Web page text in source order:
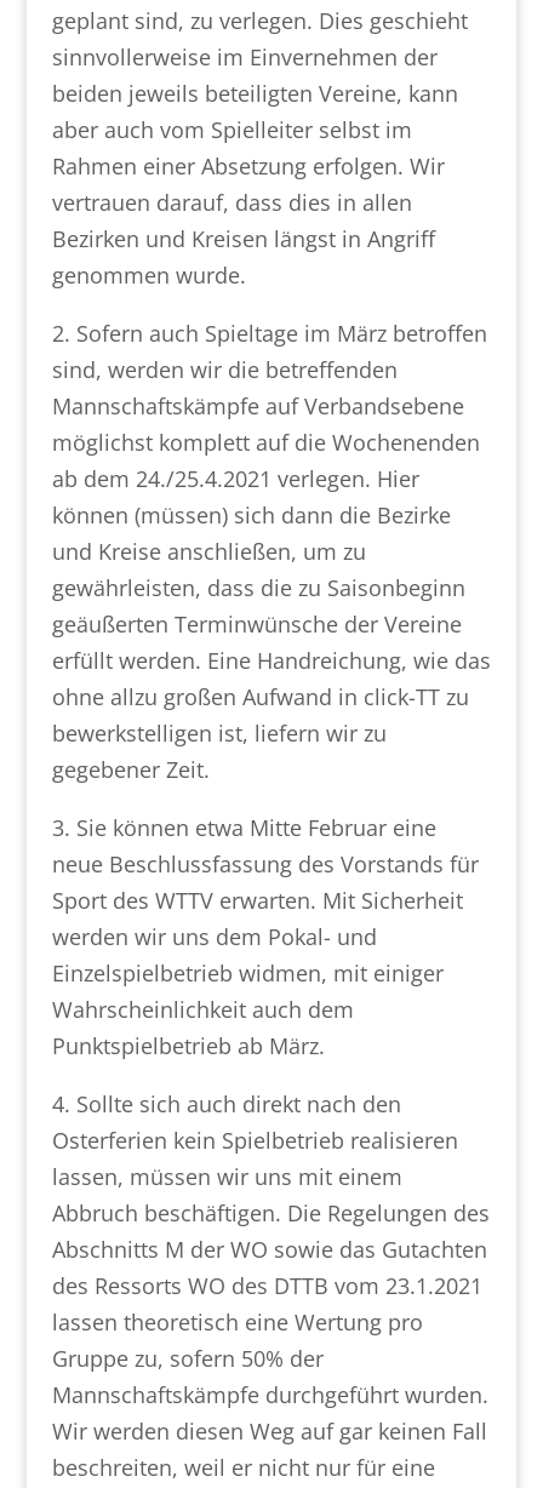
geplant sind, zu verlegen. Dies geschieht
sinnvollerweise im Einvernehmen der
beiden jeweils beteiligten Vereine, kann
aber auch vom Spielleiter selbst im
Rahmen einer Absetzung erfolgen. Wir
vertrauen darauf, dass dies in allen
Bezirken und Kreisen längst in Angriff
genommen wurde.
2. Sofern auch Spieltage im März betroffen
sind, werden wir die betreffenden
Mannschaftskämpfe auf Verbandsebene
möglichst komplett auf die Wochenenden
ab dem 24./25.4.2021 verlegen. Hier
können (müssen) sich dann die Bezirke
und Kreise anschließen, um zu
gewährleisten, dass die zu Saisonbeginn
geäußerten Terminwünsche der Vereine
erfüllt werden. Eine Handreichung, wie das
ohne allzu großen Aufwand in click-TT zu
bewerkstelligen ist, liefern wir zu
gegebener Zeit.
3. Sie können etwa Mitte Februar eine
neue Beschlussfassung des Vorstands für
Sport des WTTV erwarten. Mit Sicherheit
werden wir uns dem Pokal- und
Einzelspielbetrieb widmen, mit einiger
Wahrscheinlichkeit auch dem
Punktspielbetrieb ab März.
4. Sollte sich auch direkt nach den
Osterferien kein Spielbetrieb realisieren
lassen, müssen wir uns mit einem
Abbruch beschäftigen. Die Regelungen des
Abschnitts M der WO sowie das Gutachten
des Ressorts WO des DTTB vom 23.1.2021
lassen theoretisch eine Wertung pro
Gruppe zu, sofern 50% der
Mannschaftskämpfe durchgeführt wurden.
Wir werden diesen Weg auf gar keinen Fall
beschreiten, weil er nicht nur für eine